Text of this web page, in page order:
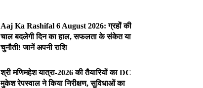
Aaj Ka Rashifal 6 August 2026: ग्रहों की
चाल बदलेगी दिन का हाल, सफलता के संकेत या
चुनौती! जानें अपनी राशि
श्री मणिमहेश यात्रा-2026 की तैयारियों का DC
मुकेश रेपस्वाल ने किया निरीक्षण, सुविधाओं का